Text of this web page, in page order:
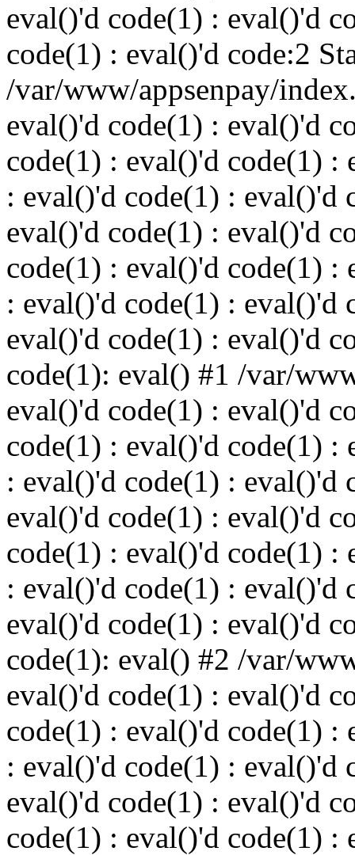
eval()'d code(1) : eval()'d
code(1) : eval()'d code:2
/var/www/appsenpay/
eval()'d code(1) : eval()'d
code(1) : eval()'d code(1) :
: eval()'d code(1) : eval()'d
eval()'d code(1) : eval()'d
code(1) : eval()'d code(1) :
: eval()'d code(1) : eval()'d
eval()'d code(1) : eval()'d
code(1): eval() #1 /var/
eval()'d code(1) : eval()'d
code(1) : eval()'d code(1) :
: eval()'d code(1) : eval()'d
eval()'d code(1) : eval()'d
code(1) : eval()'d code(1) :
: eval()'d code(1) : eval()'d
eval()'d code(1) : eval()'d
code(1): eval() #2 /var/
eval()'d code(1) : eval()'d
code(1) : eval()'d code(1) :
: eval()'d code(1) : eval()'d
eval()'d code(1) : eval()'d
code(1) : eval()'d code(1) :